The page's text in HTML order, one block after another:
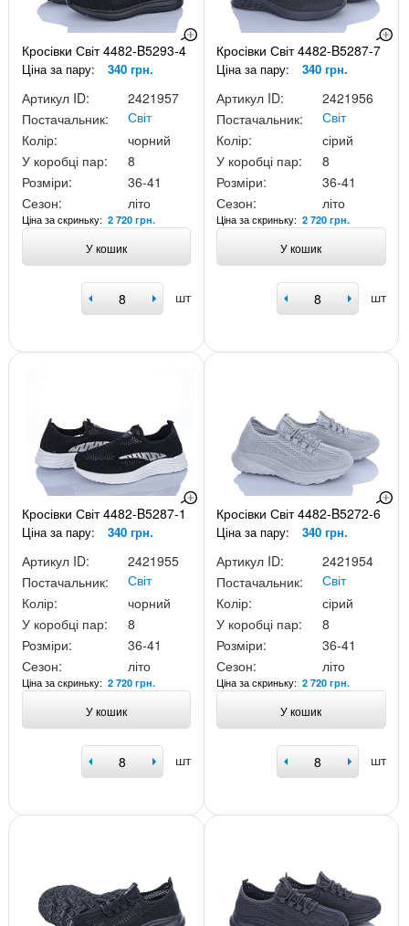
Кросівки Світ 4482-B5293-4
Ціна за пару: 340 грн.
Артикул ID:
2421957
Постачальник:
Світ
Колір:
чорний
У коробці пар:
8
Розміри:
36-41
Сезон:
літо
Ціна за скриньку: 2 720 грн.
У кошик
шт
Кросівки Світ 4482-B5287-7
Ціна за пару: 340 грн.
Артикул ID:
2421956
Постачальник:
Світ
Колір:
сірий
У коробці пар:
8
Розміри:
36-41
Сезон:
літо
Ціна за скриньку:2 720 грн.
У кошик
шт
Кросівки Світ 4482-B5287-1
Ціна за пару: 340 грн.
Артикул ID:
2421955
Постачальник:
Світ
Колір:
чорний
У коробці пар:
8
Розміри:
36-41
Сезон:
літо
Ціна за скриньку: 2 720 грн.
У кошик
шт
Кросівки Світ 4482-B5272-6
Ціна за пару: 340 грн.
Артикул ID:
2421954
Постачальник:
Світ
Колір:
сірий
У коробці пар:
8
Розміри:
36-41
Сезон:
літо
Ціна за скриньку:2 720 грн.
У кошик
шт